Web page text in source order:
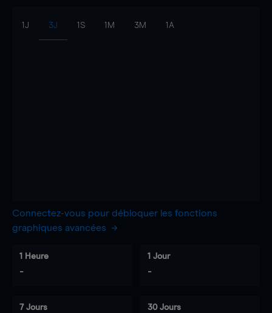
1J 3J 1S 1M 3M 1A
Connectez-vous pour débloquer les fonctions
graphiques avancées
1 Heure
-
1 Jour
-
7 Jours 30 Jours